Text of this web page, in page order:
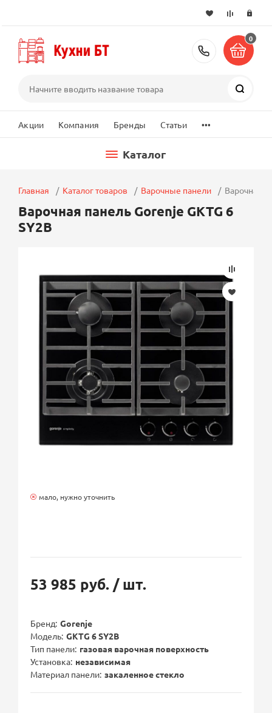
+7 (495)
0
Акции Компания Бренды Статьи ...
Каталог
Главная Каталог товаров Варочные панели Варочная
Варочная панель Gorenje GKTG 6
SY2B
мало, нужно уточнить
53 985 руб. / шт.
Бренд Gorenje
Модель GKTG 6 SY2B
Тип панели газовая варочная поверхность
Установка независимая
Материал панели закаленное стекло